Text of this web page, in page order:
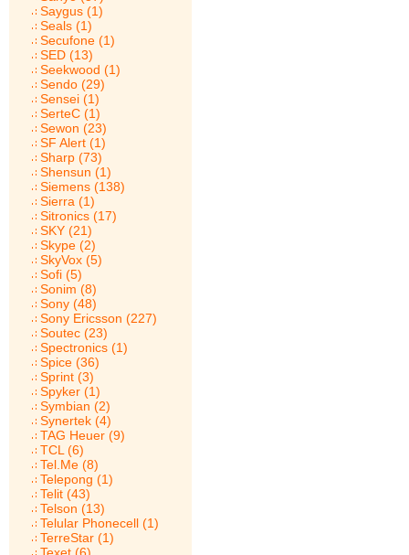
Saygus (1)
Seals (1)
Secufone (1)
SED (13)
Seekwood (1)
Sendo (29)
Sensei (1)
SerteC (1)
Sewon (23)
SF Alert (1)
Sharp (73)
Shensun (1)
Siemens (138)
Sierra (1)
Sitronics (17)
SKY (21)
Skype (2)
SkyVox (5)
Sofi (5)
Sonim (8)
Sony (48)
Sony Ericsson (227)
Soutec (23)
Spectronics (1)
Spice (36)
Sprint (3)
Spyker (1)
Symbian (2)
Synertek (4)
TAG Heuer (9)
TCL (6)
Tel.Me (8)
Telepong (1)
Telit (43)
Telson (13)
Telular Phonecell (1)
TerreStar (1)